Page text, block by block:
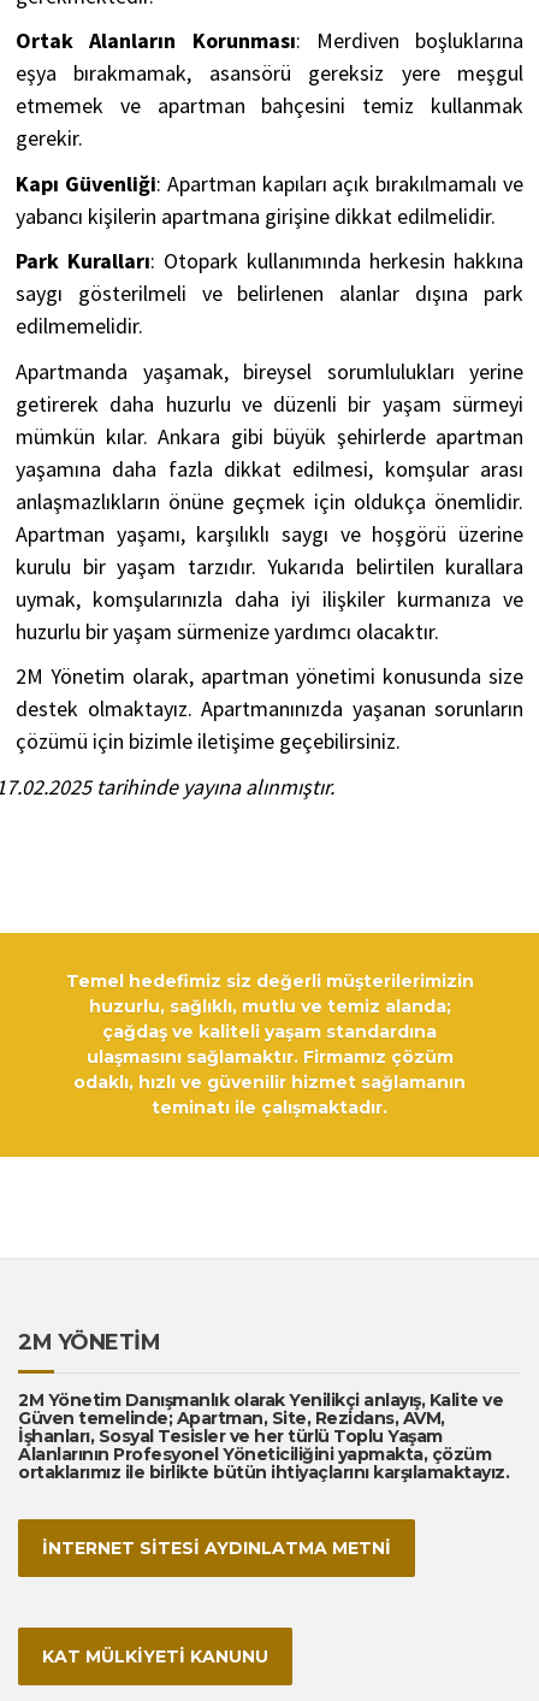
Ortak Alanların Korunması: Merdiven boşluklarına
eşya bırakmamak, asansörü gereksiz yere meşgul
etmemek ve apartman bahçesini temiz kullanmak
gerekir.
Kapı Güvenliği: Apartman kapıları açık bırakılmamalı ve
yabancı kişilerin apartmana girişine dikkat edilmelidir.
Park Kuralları: Otopark kullanımında herkesin hakkına
saygı gösterilmeli ve belirlenen alanlar dışına park
edilmemelidir.
Apartmanda yaşamak, bireysel sorumlulukları yerine
getirerek daha huzurlu ve düzenli bir yaşam sürmeyi
mümkün kılar. Ankara gibi büyük şehirlerde apartman
yaşamına daha fazla dikkat edilmesi, komşular arası
anlaşmazlıkların önüne geçmek için oldukça önemlidir.
Apartman yaşamı, karşılıklı saygı ve hoşgörü üzerine
kurulu bir yaşam tarzıdır. Yukarıda belirtilen kurallara
uymak, komşularınızla daha iyi ilişkiler kurmanıza ve
huzurlu bir yaşam sürmenize yardımcı olacaktır.
2M Yönetim olarak, apartman yönetimi konusunda size
destek olmaktayız. Apartmanınızda yaşanan sorunların
çözümü için bizimle iletişime geçebilirsiniz.
tarihinde yayına alınmıştır.
Temel hedefimiz siz değerli müşterilerimizin
huzurlu, sağlıklı, mutlu ve temiz alanda;
çağdaş ve kaliteli yaşam standardına
ulaşmasını sağlamaktır. Firmamız çözüm
odaklı, hızlı ve güvenilir hizmet sağlamanın
teminatı ile çalışmaktadır.
2M YÖNETİM
2M Yönetim Danışmanlık olarak Yenilikçi anlayış, Kalite ve
Güven temelinde; Apartman, Site, Rezidans, AVM,
İşhanları, Sosyal Tesisler ve her türlü Toplu Yaşam
Alanlarının Profesyonel Yöneticiliğini yapmakta, çözüm
ortaklarımız ile birlikte bütün ihtiyaçlarını karşılamaktayız.
İNTERNET SİTESİ AYDINLATMA METNİ
KAT MÜLKİYETİ KANUNU